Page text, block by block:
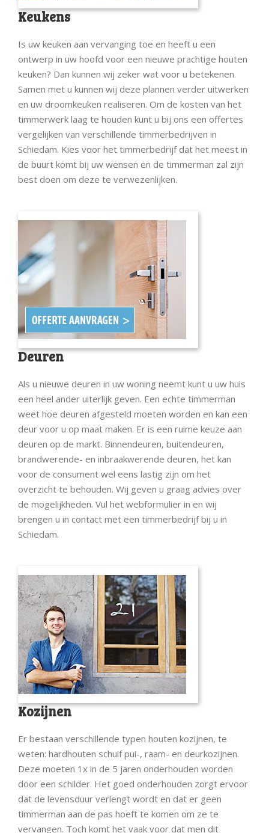
Keukens
Is uw keuken aan vervanging toe en heeft u een
ontwerp in uw hoofd voor een nieuwe prachtige houten
keuken? Dan kunnen wij zeker wat voor u betekenen.
Samen met u kunnen wij deze plannen verder uitwerken
en uw droomkeuken realiseren. Om de kosten van het
timmerwerk laag te houden kunt u bij ons een offertes
vergelijken van verschillende timmerbedrijven in
Schiedam. Kies voor het timmerbedrijf dat het meest in
de buurt komt bij uw wensen en de timmerman zal zijn
best doen om deze te verwezenlijken.
Deuren
Als u nieuwe deuren in uw woning neemt kunt u uw huis
een heel ander uiterlijk geven. Een echte timmerman
weet hoe deuren afgesteld moeten worden en kan een
deur voor u op maat maken. Er is een ruime keuze aan
deuren op de markt. Binnendeuren, buitendeuren,
brandwerende- en inbraakwerende deuren, het kan
voor de consument wel eens lastig zijn om het
overzicht te behouden. Wij geven u graag advies over
de mogelijkheden. Vul het webformulier in en wij
brengen u in contact met een timmerbedrijf bij u in
Schiedam.
Kozijnen
Er bestaan verschillende typen houten kozijnen, te
weten: hardhouten schuif pui-, raam- en deurkozijnen.
Deze moeten 1x in de 5 jaren onderhouden worden
door een schilder. Het goed onderhouden zorgt ervoor
dat de levensduur verlengt wordt en dat er geen
timmerman aan de pas hoeft te komen om ze te
vervangen. Toch komt het vaak voor dat men dit